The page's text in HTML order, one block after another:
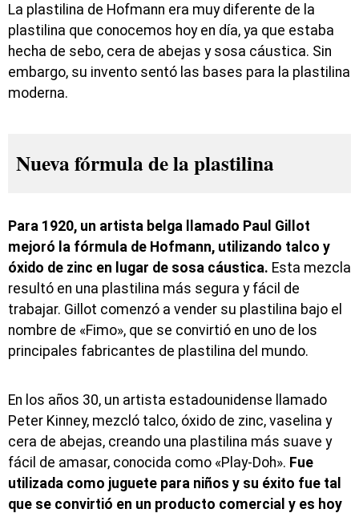
La plastilina de Hofmann era muy diferente de la
plastilina que conocemos hoy en día, ya que estaba
hecha de sebo, cera de abejas y sosa cáustica. Sin
embargo, su invento sentó las bases para la plastilina
moderna.
Nueva fórmula de la plastilina
Para 1920, un artista belga llamado Paul Gillot
mejoró la fórmula de Hofmann, utilizando talco y
óxido de zinc en lugar de sosa cáustica. Esta mezcla
resultó en una plastilina más segura y fácil de
trabajar. Gillot comenzó a vender su plastilina bajo el
nombre de «Fimo», que se convirtió en uno de los
principales fabricantes de plastilina del mundo.
En los años 30, un artista estadounidense llamado
Peter Kinney, mezcló talco, óxido de zinc, vaselina y
cera de abejas, creando una plastilina más suave y
fácil de amasar, conocida como «Play-Doh». Fue
utilizada como juguete para niños y su éxito fue tal
que se convirtió en un producto comercial y es hoy